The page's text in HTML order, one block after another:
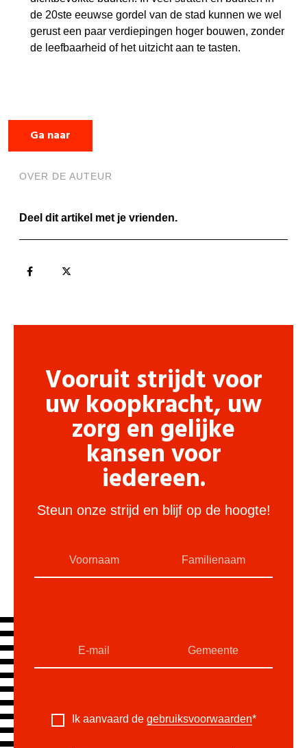
de 20ste eeuwse gordel van de stad kunnen we wel
gerust een paar verdiepingen hoger bouwen, zonder
de leefbaarheid of het uitzicht aan te tasten.
Ga naar
OVER DE AUTEUR
Deel dit artikel met je vrienden.
Vooruit strijdt voor
uw koopkracht, uw
zorg en gelijke
kansen voor
iedereen.
Steun onze strijd en blijf op de hoogte!
Ik aanvaard de gebruiksvoorwaarden*